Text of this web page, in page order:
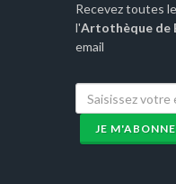
Recevez toutes
l'Artothèque de
email
JE M'ABONNE